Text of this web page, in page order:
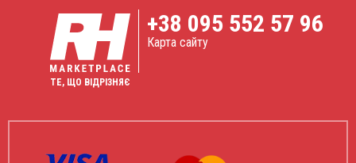
ТЕ, ЩО ВІДРІЗНЯЄ
+38 095 552 57 96
Карта сайту